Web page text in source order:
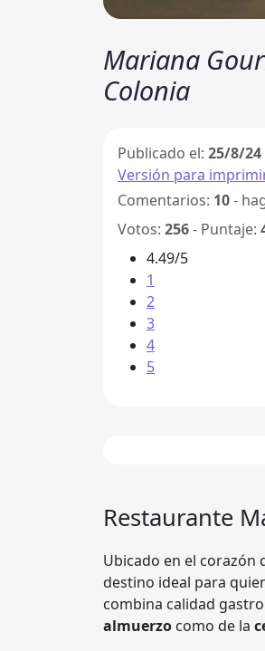
Mariana
Colonia
Publicado el: 25/8/24
Versión para
Comentarios: 10-
Votos: 256- Puntaje:
4.49/5
1
2
3
4
5
Restaurante
Ubicado en el corazón
destino ideal para
combina calidad
almuerzo como de la